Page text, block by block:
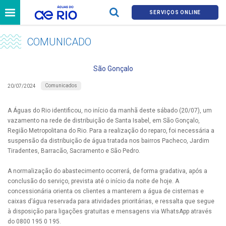
SERVIÇOS ONLINE
COMUNICADO
São Gonçalo
20/07/2024 Comunicados
A Águas do Rio identificou, no início da manhã deste sábado (20/07), um
vazamento na rede de distribuição de Santa Isabel, em São Gonçalo,
Região Metropolitana do Rio. Para a realização do reparo, foi necessária a
suspensão da distribuição de água tratada nos bairros Pacheco, Jardim
Tiradentes, Barracão, Sacramento e São Pedro.
A normalização do abastecimento ocorrerá, de forma gradativa, após a
conclusão do serviço, prevista até o início da noite de hoje. A
concessionária orienta os clientes a manterem a água de cisternas e
caixas d’água reservada para atividades prioritárias, e ressalta que segue
à disposição para ligações gratuitas e mensagens via WhatsApp através
do 0800 195 0 195.